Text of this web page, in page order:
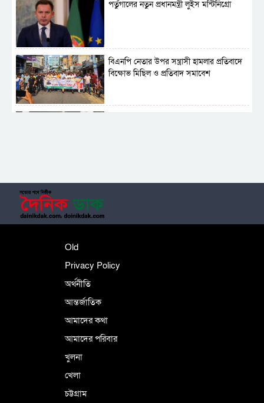
পর্তুগালের নতুন প্রধানমন্ত্রী লুইস মন্টিনিগ্রো
বিএনপি নেতার উপর সন্ত্রাসী হামলার প্রতিবাদে
বিক্ষোভ মিছিল ও প্রতিবাদ সমাবেশ
Old
Privacy Policy
অর্থনীতি
আন্তর্জাতিক
আমাদের কথা
আমাদের পরিবার
খুলনা
খেলা
চট্টগ্রাম